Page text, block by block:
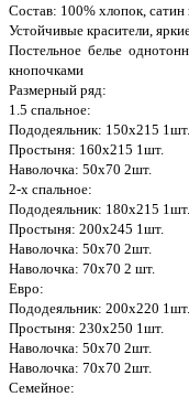
Состав: 100% хлопок, сатин
Устойчивые красители,
Постельное белье
кнопочками
Размерный ряд:
1.5 спальное:
Пододеяльник: 150х215 1шт.
Простыня: 160х215 1шт.
Наволочка: 50х70 2шт.
2-х спальное:
Пододеяльник: 180х215 1шт.
Простыня: 200х245 1шт.
Наволочка: 50х70 2шт.
Наволочка: 70х70 2 шт.
Евро:
Пододеяльник: 200х220 1шт.
Простыня: 230х250 1шт.
Наволочка: 50х70 2шт.
Наволочка: 70х70 2шт.
Семейное: